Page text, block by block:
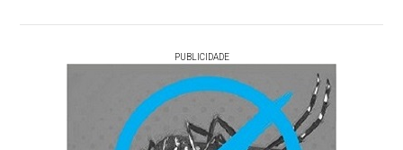
PUBLICIDADE